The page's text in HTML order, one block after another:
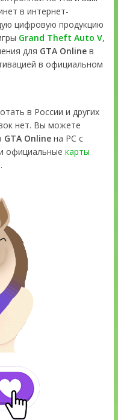
в интернет-
цифровую продукцию
Grand Theft Auto V,
для GTA Onlineв
в официальном
в России и других
нет. Вы можете
GTA Onlineна PC с
официальные карты